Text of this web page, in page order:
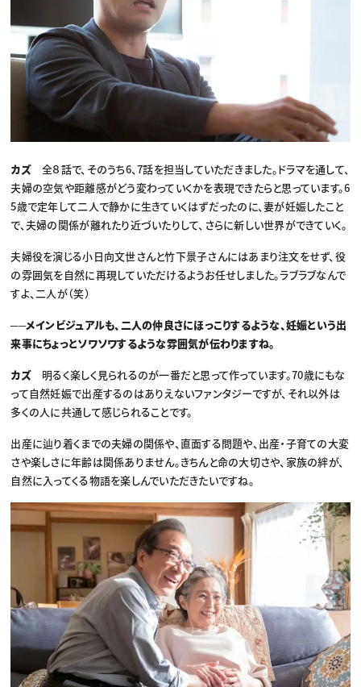
カズ全８話で、そのうち6、7話を担当していただきました。ドラマを通して、
夫婦の空気や距離感がどう変わっていくかを表現できたらと思っています。6
5歳で定年して二人で静かに生きていくはずだったのに、妻が妊娠したこと
で、夫婦の関係が離れたり近づいたりして、さらに新しい世界ができていく。
夫婦役を演じる小日向文世さんと竹下景子さんにはあまり注文をせず、役
の雰囲気を自然に再現していただけるようお任せしました。ラブラブなんで
すよ、二人が（笑）
──メインビジュアルも、二人の仲良さにほっこりするような、妊娠という出
来事にちょっとソワソワするような雰囲気が伝わりますね。
カズ明るく楽しく見られるのが一番だと思って作っています。70歳にもな
って自然妊娠で出産するのはありえないファンタジーですが、それ以外は
多くの人に共通して感じられることです。
出産に辿り着くまでの夫婦の関係や、直面する問題や、出産・子育ての大変
さや楽しさに年齢は関係ありません。きちんと命の大切さや、家族の絆が、
自然に入ってくる物語を楽しんでいただきたいですね。